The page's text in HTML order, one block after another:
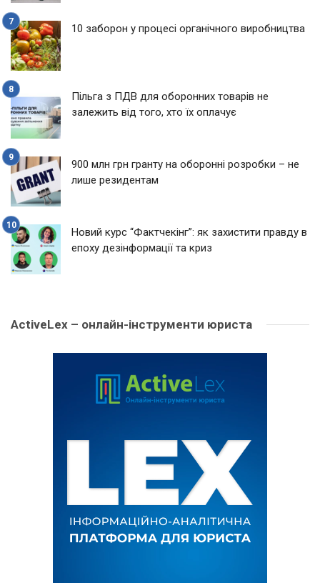
10 заборон у процесі органічного виробництва
Пільга з ПДВ для оборонних товарів не
залежить від того, хто їх оплачує
900 млн грн гранту на оборонні розробки – не
лише резидентам
Новий курс “Фактчекінг”: як захистити правду в
епоху дезінформації та криз
ActiveLex – онлайн-інструменти юриста